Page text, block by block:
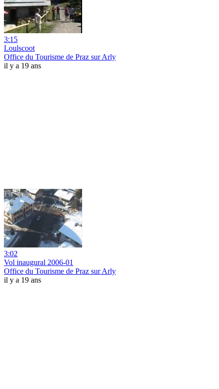
3:15
Loulscoot
Office du Tourisme de Praz sur Arly
il y a 19 ans
3:02
Vol inaugural 2006-01
Office du Tourisme de Praz sur Arly
il y a 19 ans